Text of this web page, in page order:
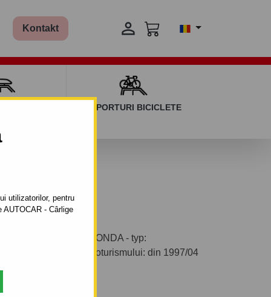
utilizatorilor, pentru
- Cârlige
Kontakt 
SUPORTURI BICICLETE
până 2000
pentru autoturism HONDA - typ:
de fabricaţie a autoturismului: din 1997/04